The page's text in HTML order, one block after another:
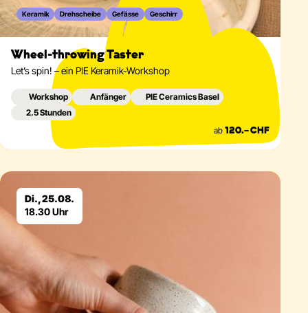
Keramik Drehscheibe Gefässe Geschirr
Wheel-throwing Taster
Let’s spin! – ein PIE Keramik-Workshop
Workshop Anfänger
PIE Ceramics Basel
2.5 Stunden
ab 120.– CHF
Di., 25.08.
18.30 Uhr